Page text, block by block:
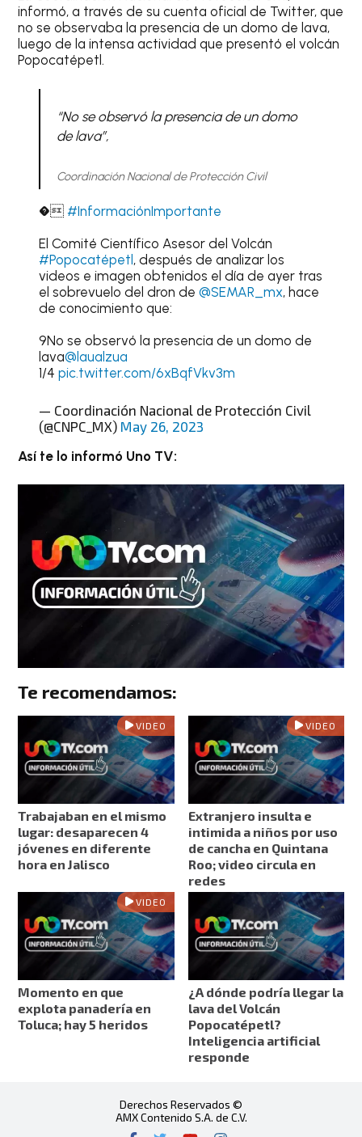
informó, a través de su cuenta oficial de Twitter, que
no se observaba la presencia de un domo de lava,
luego de la intensa actividad que presentó el volcán
Popocatépetl.
“No se observó la presencia de un domo
de lava”,
Coordinación Nacional de Protección Civil
� #InformaciónImportante
El Comité Científico Asesor del Volcán
#Popocatépetl , después de analizar los
videos e imagen obtenidos el día de ayer tras
el sobrevuelo del dron de @SEMAR_mx, hace
de conocimiento que:
9No se observó la presencia de un domo de
lava@laualzua
1/4 pic.twitter.com/6xBqfVkv3m
— Coordinación Nacional de Protección Civil
(@CNPC_MX) May 26, 2023
Así te lo informó Uno TV:
Te recomendamos:
VIDEO
Trabajaban en el mismo
lugar: desaparecen 4
jóvenes en diferente
hora en Jalisco
VIDEO
Extranjero insulta e
intimida a niños por uso
de cancha en Quintana
Roo; video circula en
redes
VIDEO
Momento en que
explota panadería en
Toluca; hay 5 heridos
¿A dónde podría llegar la
lava del Volcán
Popocatépetl?
Inteligencia artificial
responde
Derechos Reservados ©
AMX Contenido S.A. de C.V.